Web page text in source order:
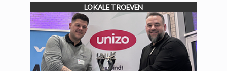
LOKALE TROEVEN